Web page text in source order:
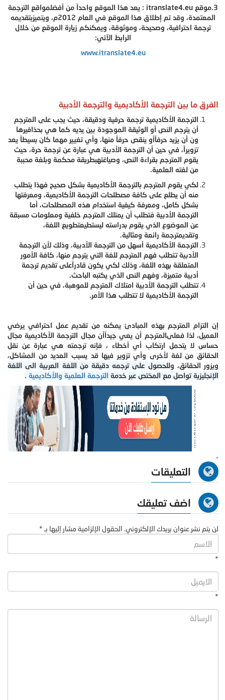
3.موقع itranslate4.eu : يعد هذا الموقع واحداً من أفضلمواقع الترجمة
المعتمدة، وقد تم إطلاق هذا الموقع في العام 2012م، ويتميزبتقديمه
ترجمة احترافية، وصحيحة، وموثوقة، ويمكنكم زيارة الموقع من خلال
الرابط الآتي:
www.itranslate4.eu​
الفرق ما بين الترجمة الأكاديمية والترجمة الأدبية
الترجمة الأكاديمية ترجمة حرفية ودقيقة، حيث يجب على المترجم
أن يترجم النص أو الوثيقة الموجودة بين يديه كما هي بحذافيرها
ون أن يزيد حرفاًأو ينقص حرفاً منها، وأي تغيير مهما كان بسيطاً يعد
تزويراً، في حين أن الترجمة الأدبية هي عبارة عن ترجمة حرة، حيث
يقوم المترجم بقراءة النص، وصياغتهبطريقة محكمة وبلغة محببة
من لغته العلمية.
لكي يقوم المترجم بالترجمة الأكاديمية بشكل صحيح فهذا يتطلب
منه أن يطلع على كافة مصطلحات الترجمة الأكاديمية، ومعرفتها
بشكل كامل، ومعرفة كيفية استخدام هذه المصطلحات، أما
الترجمة الأدبية فتطلب أن يمتلك المترجم خلفية ومعلومات مسبقة
عن الموضوع الذي يقوم بدراسته ليستطيعتطويع اللغة،
وتقديمترجمة رائعة ومثالية.
الترجمة الأكاديمية أسهل من الترجمة الأدبية، وذلك لأن الترجمة
الأدبية تتطلب فهم المترجم للغة التي يترجم منها، كافة الأمور
المتعلقة بهذه اللغة، وذلك لكي يكون قادراًعلى تقديم ترجمة
أدبية متميزة، وفهم النص الذي يكتبه الباحث.
تتطلب الترجمة الأدبية امتلاك المترجم للموهبة، في حين أن
الترجمة الأكاديمية لا تتطلب هذا الأمر.
إن التزام المترجم بهذه المبادئ يمكنه من تقديم عمل احترافي يرضي
العميل، لذا فعلىالمترجم أن يعي جيداًأن مجال الترجمة الأكاديمية مجال
حساس لا يتحمل ارتكاب أي أخطاء ، فإنه ترجمته هي عبارة عن نقل
الحقائق من لغة لأخرى وأي تزوير فيها قد يسبب العديد من المشاكل،
ويزور الحقائق، وللحصول على ترجمه دقيقة من اللغة العربية الى اللغة
الإنجليزية تواصل مع المختص عبر خدمة الترجمة العلمية والأكاديمية .
التعليقات
اضف تعليقك
لن يتم نشر عنوان بريدك الإلكتروني. الحقول الإلزامية مشار إليها بـ *
*
*